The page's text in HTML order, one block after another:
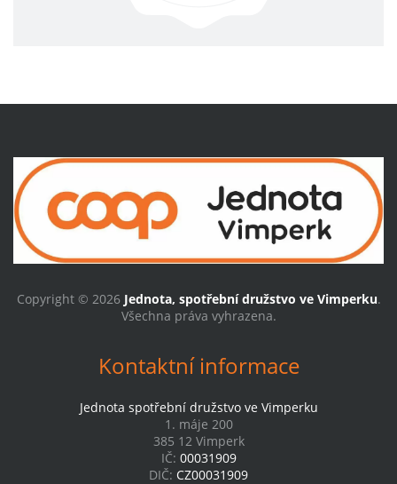
Copyright © 2026 Jednota, spotřební družstvo ve Vimperku.
Všechna práva vyhrazena.
Kontaktní informace
Jednota spotřební družstvo ve Vimperku
1. máje 200
385 12 Vimperk
IČ: 00031909
DIČ: CZ00031909